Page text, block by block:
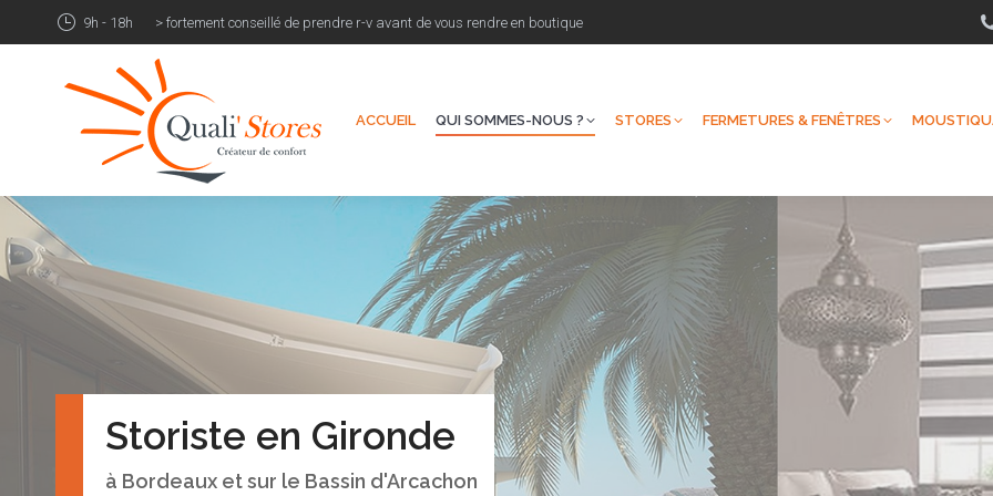
9h - 18h > fortement conseillé de prendre r-v avant de vous rendre en boutique
ACCUEIL QUI SOMMES-NOUS ? STORES FERMETURES & FENÊTRES
Storiste en Gironde
à Bordeaux et sur le Bassin d'Arcachon
Vous êtes ici :